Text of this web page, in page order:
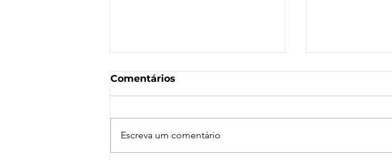
Comentários
Escreva um comentário